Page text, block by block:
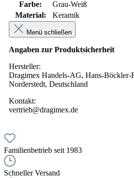
Farbe:
Grau-Weiß
Material:
Keramik
Menü schließen
Angaben zur Produktsicherheit
Hersteller:
Dragimex Handels-AG, Hans-Böckler-
Norderstedt, Deutschland
Kontakt:
vertrieb@dragimex.de
Familienbetrieb seit 1983
Schneller Versand